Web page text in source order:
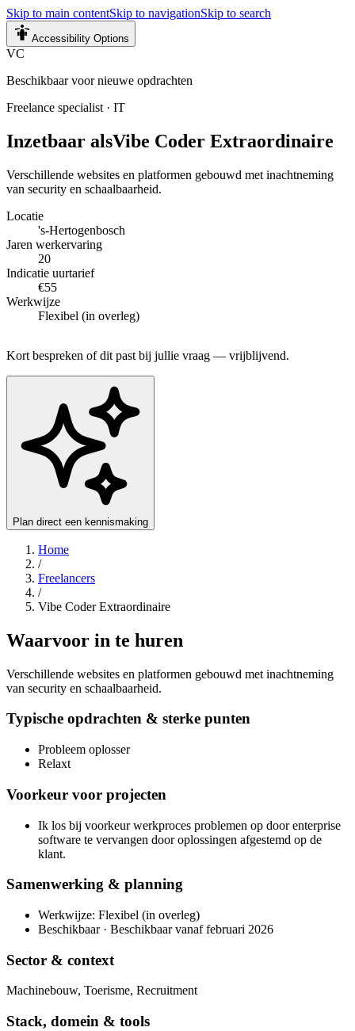
Skip to main contentSkip to navigationSkip to search
Accessibility Options
VC
Beschikbaar voor nieuwe opdrachten
Freelance specialist · IT
Inzetbaar alsVibe Coder Extraordinaire
Verschillende websites en platformen gebouwd met inachtneming
van security en schaalbaarheid.
Locatie
's-Hertogenbosch
Jaren werkervaring
20
Indicatie uurtarief
€55
Werkwijze
Flexibel (in overleg)
Kort bespreken of dit past bij jullie vraag — vrijblijvend.
Plan direct een kennismaking
Home
/
Freelancers
/
Vibe Coder Extraordinaire
Waarvoor in te huren
Verschillende websites en platformen gebouwd met inachtneming
van security en schaalbaarheid.
Typische opdrachten & sterke punten
Probleem oplosser
Relaxt
Voorkeur voor projecten
Ik los bij voorkeur werkproces problemen op door enterprise
software te vervangen door oplossingen afgestemd op de
klant.
Samenwerking & planning
Werkwijze: Flexibel (in overleg)
Beschikbaar · Beschikbaar vanaf februari 2026
Sector & context
Machinebouw, Toerisme, Recruitment
Stack, domein & tools